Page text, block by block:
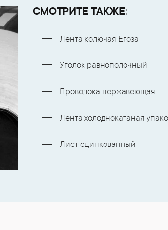
СМОТРИТЕ ТАКЖЕ:
Лента колючая Егоза
Уголок равнополочный
Проволока нержавеющая
Лента холоднокатаная
Лист оцинкованный